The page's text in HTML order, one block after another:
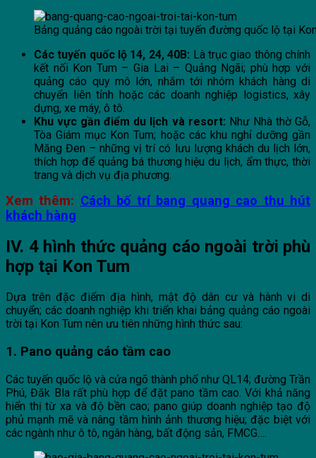
Bảng quảng cáo ngoài trời tại tuyến đường quốc lộ tại
Các tuyến quốc lộ 14, 24, 40B: Là trục giao thông chính
kết nối Kon Tum – Gia Lai – Quảng Ngãi; phù hợp với
quảng cáo quy mô lớn, nhắm tới nhóm khách hàng di
chuyển liên tỉnh hoặc các doanh nghiệp logistics, xây
dựng, xe máy, ô tô.
Khu vực gần điểm du lịch và resort: Như Nhà thờ Gỗ,
Tòa Giám mục Kon Tum; hoặc các khu nghỉ dưỡng gần
Măng Đen – những vị trí có lưu lượng khách du lịch lớn,
thích hợp để quảng bá thương hiệu du lịch, ẩm thực, thời
trang và dịch vụ địa phương.
Xem thêm: Cách bố trí bang quang cao thu hút
khách hàng
IV. 4 hình thức quảng cáo ngoài trời phù
hợp tại Kon Tum
Dựa trên đặc điểm địa hình, mật độ dân cư và hành vi di
chuyển; các doanh nghiệp khi triển khai bảng quảng cáo ngoài
trời tại Kon Tum nên ưu tiên những hình thức sau:
1. Pano quảng cáo tầm cao
Các tuyến quốc lộ và cửa ngõ thành phố như QL14; đường Trần
Phú, Đăk Bla rất phù hợp để đặt pano tầm cao. Với khả năng
hiển thị từ xa và độ bền cao; pano giúp doanh nghiệp tạo độ
phủ mạnh mẽ và nâng tầm hình ảnh thương hiệu; đặc biệt với
các ngành như ô tô, ngân hàng, bất động sản, FMCG….